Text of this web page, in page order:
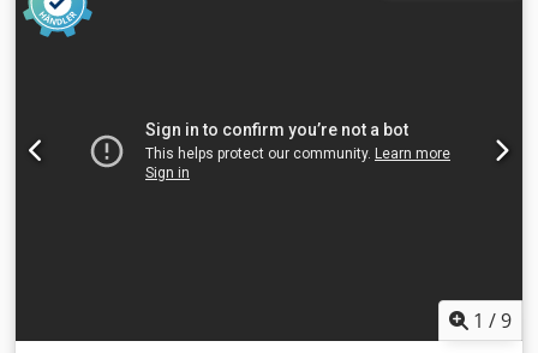
Spindelabstand 640 mm Spindeldrehrichtung 11xrechts
10xlinks M10 Gewinde 2x Sicherheitsspanner
Kontaktangaben können wir leider nicht beantworten.
1 /9